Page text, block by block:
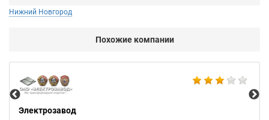
Нижний Новгород
Похожие компании
Электрозавод